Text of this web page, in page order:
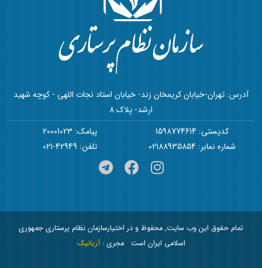
آدرس: تهران-خیابان کریمخان زند- خیابان استاد نجات اللهی - کوچه شهید
ارشد- پلاک 8
کدپستی: 1598774614
پیامک: 20001023
شماره نمابر: 02188935854
تلفن: 42949-021
تمام حقوق این وب سایت, محفوظ و در اختیارسازمان نظام پرستاری جمهوری
اسلامی ایران است
مجری :آریانیک